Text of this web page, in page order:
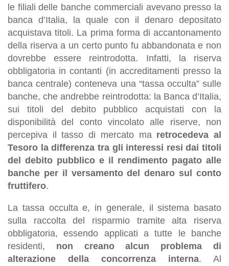
le filiali delle banche commerciali avevano presso la
banca d’Italia, la quale con il denaro depositato
acquistava titoli. La prima forma di accantonamento
della riserva a un certo punto fu abbandonata e non
dovrebbe essere reintrodotta. Infatti, la riserva
obbligatoria in contanti (in accreditamenti presso la
banca centrale) conteneva una “tassa occulta” sulle
banche, che andrebbe reintrodotta: la Banca d’Italia,
sui titoli del debito pubblico acquistati con la
disponibilità del conto vincolato alle riserve, non
percepiva il tasso di mercato ma retrocedeva al
Tesoro la differenza tra gli interessi resi dai titoli
del debito pubblico e il rendimento pagato alle
banche per il versamento del denaro sul conto
fruttifero.
La tassa occulta e, in generale, il sistema basato
sulla raccolta del risparmio tramite alta riserva
obbligatoria, essendo applicati a tutte le banche
residenti, non creano alcun problema di
alterazione della concorrenza interna. Al